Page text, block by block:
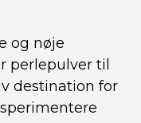
og nøje
perlepulver til
destination for